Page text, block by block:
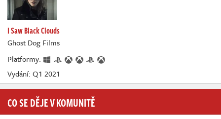
I Saw Black Clouds
Ghost Dog Films
Platformy:
Vydání: Q1 2021
CO SE DĚJE V KOMUNITĚ